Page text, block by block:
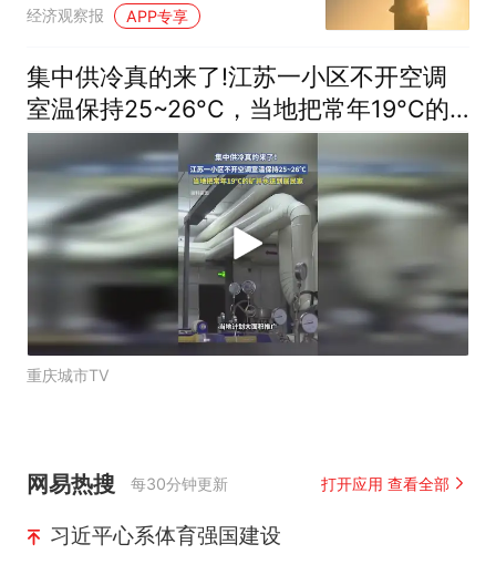
经济观察报 APP专享
集中供冷真的来了!江苏一小区不开空调
室温保持25~26°C，当地把常年19°C的
矿井水送到居民家
重庆城市TV
网易热搜 每30分钟更新 打开应用 查看全部
习近平心系体育强国建设